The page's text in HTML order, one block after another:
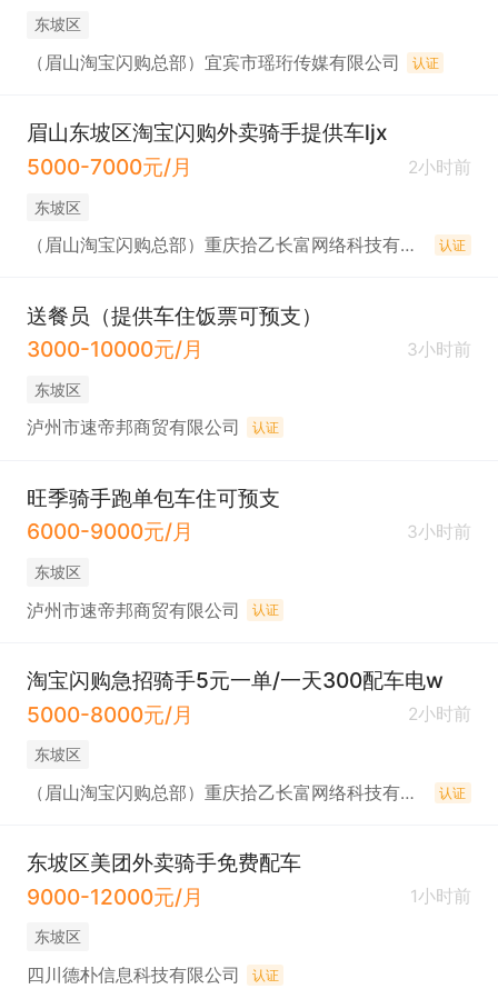
东坡区
（眉山淘宝闪购总部）宜宾市瑶珩传媒有限公司 认证
眉山东坡区淘宝闪购外卖骑手提供车ljx
5000-7000元/月
2小时前
东坡区
（眉山淘宝闪购总部）重庆拾乙长富网络科技有限公司 认证
送餐员（提供车住饭票可预支）
3000-10000元/月
3小时前
东坡区
泸州市速帝邦商贸有限公司 认证
旺季骑手跑单包车住可预支
6000-9000元/月
3小时前
东坡区
泸州市速帝邦商贸有限公司 认证
淘宝闪购急招骑手5元一单/一天300配车电w
5000-8000元/月
2小时前
东坡区
（眉山淘宝闪购总部）重庆拾乙长富网络科技有限公司 认证
东坡区美团外卖骑手免费配车
9000-12000元/月
1小时前
东坡区
四川德朴信息科技有限公司 认证